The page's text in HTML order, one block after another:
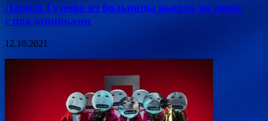
Лариса Гузеева из больницы вышла на связь
с поклонниками
12.10.2021